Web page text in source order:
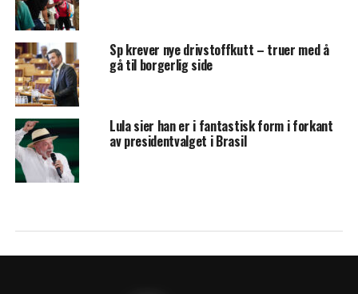
Sp krever nye drivstoffkutt – truer med å
gå til borgerlig side
Lula sier han er i fantastisk form i forkant
av presidentvalget i Brasil